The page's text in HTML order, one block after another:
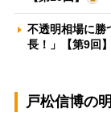
不透明相場に
長！」【第9回】
戸松信博の